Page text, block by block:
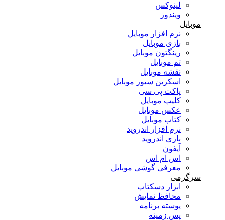
لینوکس
ویندوز
موبایل
نرم افزار موبایل
بازی موبایل
رینگتون موبایل
تم موبایل
نقشه موبایل
اسکرین سیور موبایل
پاکت پی سی
کلیپ موبایل
عکس موبایل
کتاب موبایل
نرم افزار اندروید
بازی اندروید
آیفون
اس ام اس
معرفی گوشی موبایل
سرگرمی
ابزار دسکتاپ
محافظ نمایش
پوسته برنامه
پس زمینه